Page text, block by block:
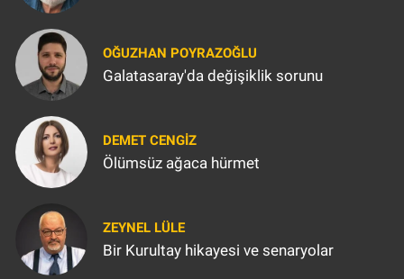
OĞUZHAN POYRAZOĞLU
Galatasaray'da değişiklik sorunu
DEMET CENGIZ
Ölümsüz ağaca hürmet
ZEYNEL LÜLE
Bir Kurultay hikayesi ve senaryolar